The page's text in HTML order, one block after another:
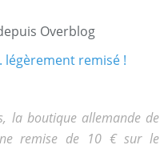
Overblog
la boutique allemande de
remise de 10 € sur le